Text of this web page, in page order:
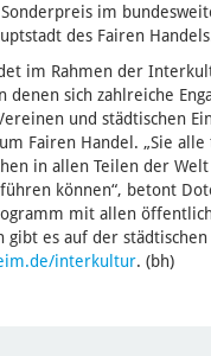
im
des Fairen
im Rahmen der
denen sich zahlreiche
und städtischen
Fairen Handel. „Sie alle
in allen Teilen der
können“, betont
mit allen
gibt es auf der
interkultur. (bh)